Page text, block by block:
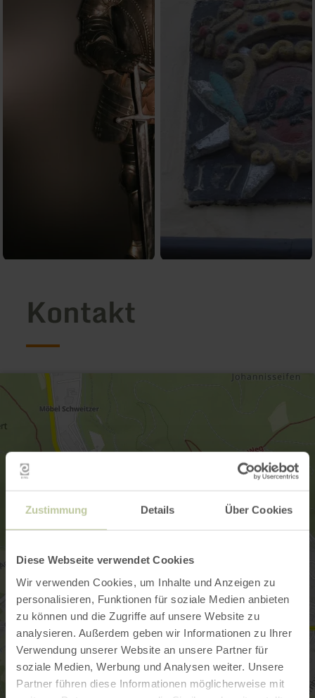
Zustimmung Details Über Cookies
Diese Webseite verwendet Cookies
Wir verwenden Cookies, um Inhalte und Anzeigen zu
personalisieren, Funktionen für soziale Medien anbieten
zu können und die Zugriffe auf unsere Website zu
analysieren. Außerdem geben wir Informationen zu Ihrer
Verwendung unserer Website an unsere Partner für
soziale Medien, Werbung und Analysen weiter. Unsere
Partner führen diese Informationen möglicherweise mit
Kontakt